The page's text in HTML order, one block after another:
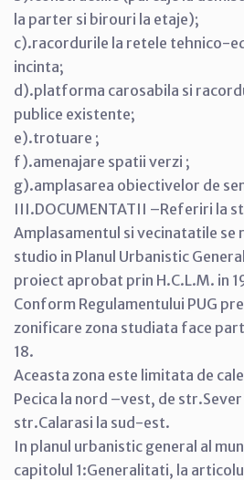
la parter si birouri la etaje);
c).racordurile la retele tehnico-
incinta;
d).platforma carosabila si
publice existente;
e).trotuare ;
f).amenajare spatii verzi ;
g).amplasarea obiectivelor de
III.DOCUMENTATII –Referiri la
Amplasamentul si vecinatatile se
studio in Planul Urbanistic
proiect aprobat prin H.C.L.M. in
Conform Regulamentului PUG
zonificare zona studiata face
18.
Aceasta zona este limitata de
Pecica la nord –vest, de str.Sever
str.Calarasi la sud-est.
In planul urbanistic general al
capitolul 1:Generalitati, la